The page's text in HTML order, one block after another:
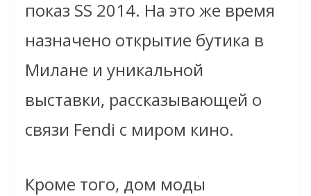
показ SS 2014. На это же время
назначено открытие бутика в
Милане и уникальной
выставки, рассказывающей о
связи Fendi с миром кино.
Кроме того, дом моды